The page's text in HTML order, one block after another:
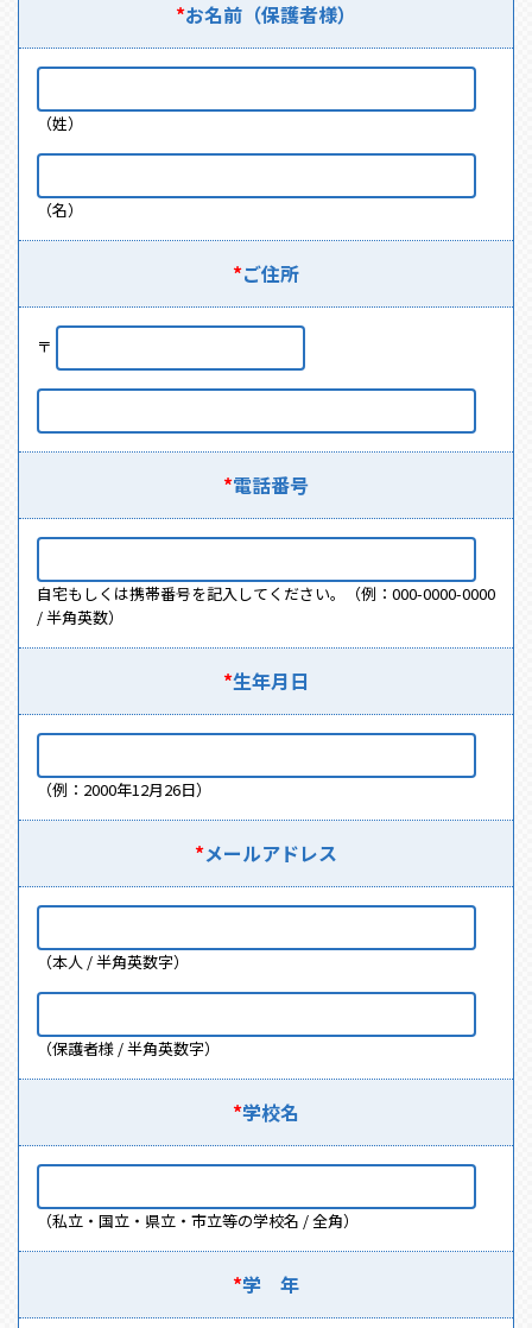
*お名前 （保護者様）
（姓）
（名）
*ご住所
〒
*電話番号
自宅もしくは携帯番号を記入してください。（例：000-0000-0000
/ 半角英数）
*生年月日
（例：2000年12月26日）
*メールアドレス
（本人 / 半角英数字）
（保護者様 / 半角英数字）
*学校名
（私立・国立・県立・市立等の学校名 / 全角）
*学 年